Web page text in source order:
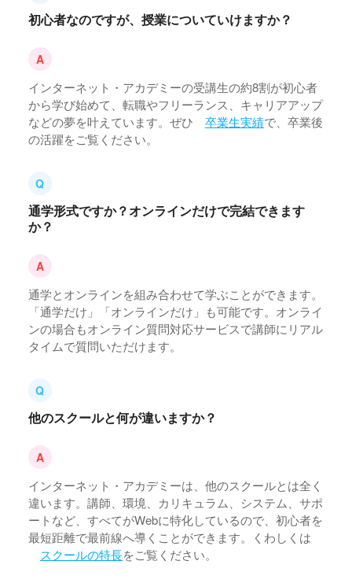
初心者なのですが、授業についていけますか？
インターネット・アカデミーの受講生の約8割が初心者
から学び始めて、転職やフリーランス、キャリアアップ
などの夢を叶えています。ぜひ
卒業生実績で、卒業後
の活躍をご覧ください。
通学形式ですか？オンラインだけで完結できます
か？
通学とオンラインを組み合わせて学ぶことができます。
「通学だけ」「オンラインだけ」も可能です。オンライ
ンの場合もオンライン質問対応サービスで講師にリアル
タイムで質問いただけます。
他のスクールと何が違いますか？
インターネット・アカデミーは、他のスクールとは全く
違います。講師、環境、カリキュラム、システム、サポ
ートなど、すべてがWebに特化しているので、初心者を
最短距離で最前線へ導くことができます。くわしくは
スクールの特長をご覧ください。